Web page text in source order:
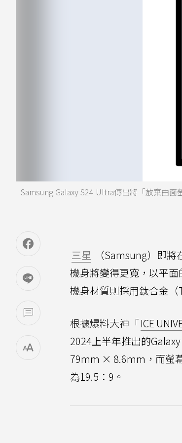
Samsung Galaxy S24 Ultra傳出將「放棄曲
三星 （Samsung）即
機身將變得更寬，以平
機身材質則採用鈦合金
根據爆料大神「ICE
2024上半年推出的
79mm × 8.6mm，而螢
為19.5：9。